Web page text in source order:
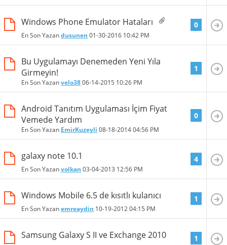
Windows Phone Emulator Hataları
En Son Yazandusunen 01-30-2016 10:42 PM
0
Bu Uygulamayı Denemeden Yeni Yıla
Girmeyin!
En Son Yazanvelo3806-14-2015 10:26 PM
1
Android Tanıtım Uygulaması İçim Fiyat
Vemede Yardım
En Son Yazan EmirKuzeyli 08-18-201404:56 PM
0
galaxy note 10.1
En Son Yazanvolkan 03-04-2013 12:56 PM
4
Windows Mobile 6.5 de kısıtlı kulanıcı
En Son Yazanemreaydin 10-19-201204:15 PM
1
Samsung Galaxy S II ve Exchange 2010 1